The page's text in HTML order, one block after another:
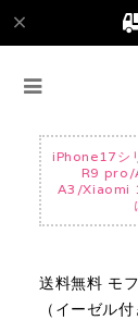
iPhone17シ
R9 pro/
A3/Xiaomi
送料無料 モ
（イーゼル付